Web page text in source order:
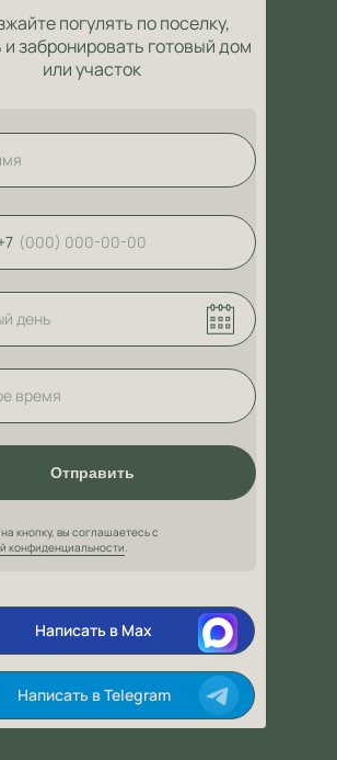
погулять по поселку,
забронировать готовый дом
или участок
Отправить
кнопку, вы соглашаетесь с
конфиденциальности
Написать в Max
Написать в Telegram